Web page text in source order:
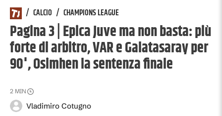
/ CALCIO / CHAMPIONS LEAGUE
Pagina 3 | Epica Juve ma non basta: più
forte di arbitro, VAR e Galatasaray per
90', Osimhen la sentenza finale
Vladimiro Cotugno
2 MIN